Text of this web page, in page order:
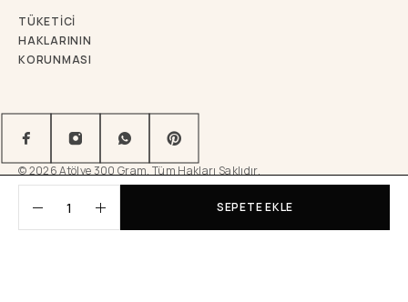
SEPETE EKLE
TÜKETICI
HAKLARININ
KORUNMASI
© 2026 Atölye 300 Gram. Tüm Hakları Saklıdır.